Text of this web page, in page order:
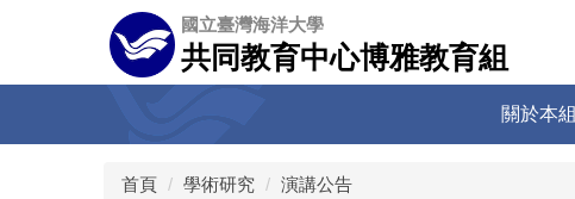
容
國立臺灣海洋大學
共同教育中心博雅教育組
關於本組
首頁 學術研究 演講公告